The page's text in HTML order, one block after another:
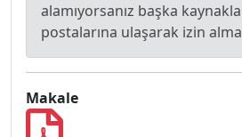
alamıyorsanız başka
postalarına ulaşarak izin
Makale